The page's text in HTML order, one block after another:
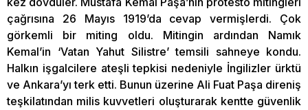
çağrısına 26 Mayıs 1919’da cevap vermişlerdi. Çok
görkemli bir miting oldu. Mitingin ardından Namık
Kemal’in ‘Vatan Yahut Silistre’ temsili sahneye kondu.
Halkın işgalcilere ateşli tepkisi nedeniyle İngilizler ürktü
ve Ankara’yı terk etti. Bunun üzerine Ali Fuat Paşa direniş
teşkilatından milis kuvvetleri oluşturarak kentte güvenlik